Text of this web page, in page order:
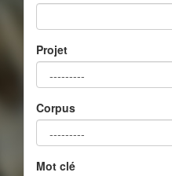
Projet
Corpus
Mot clé